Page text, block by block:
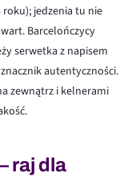
roku); jedzenia tu nie
Barcelończycy
serwetka z napisem
autentyczności.
zewnątrz i kelnerami
raj dla